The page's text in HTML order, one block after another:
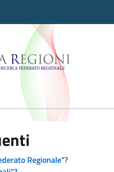
-
Regionale"?